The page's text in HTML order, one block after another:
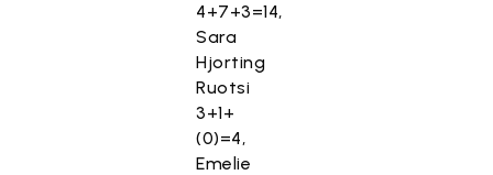
4+7+3=14,
Sara
Hjorting
Ruotsi
3+1+
(0)=4,
Emelie